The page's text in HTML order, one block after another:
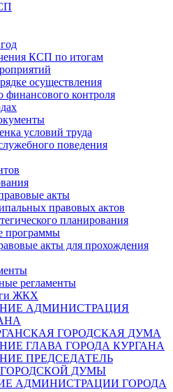
КСП по итогам
осуществления
финансового контроля
условий труда
поведения
акты
правовых актов
планирования
программы
акты для прохождения
регламенты
ЖКХ
АДМИНИСТРАЦИЯ
ГОРОДСКАЯ ДУМА
ГЛАВА ГОРОДА КУРГАНА
ПРЕДСЕДАТЕЛЬ
ДУМЫ
АДМИНИСТРАЦИИ ГОРОДА